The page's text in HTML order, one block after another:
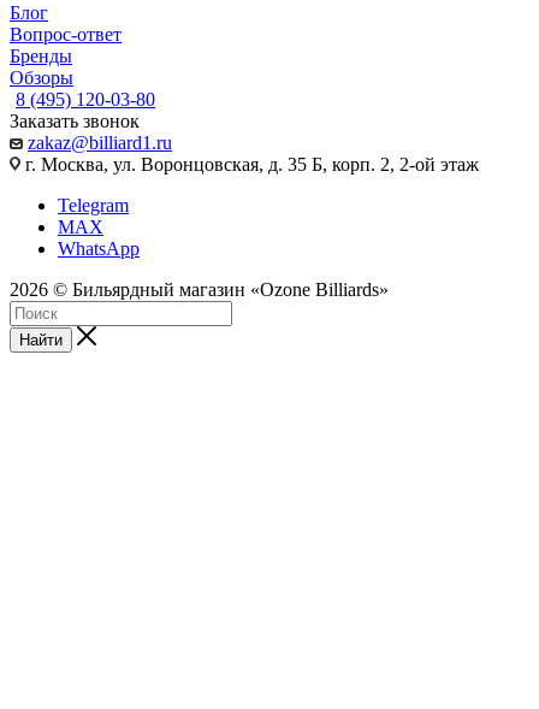
Блог
Вопрос-ответ
Бренды
Обзоры
8 (495) 120-03-80
Заказать звонок
zakaz@billiard1.ru
г. Москва, ул. Воронцовская, д. 35 Б, корп. 2, 2-ой этаж
Telegram
MAX
WhatsApp
2026 © Бильярдный магазин «Ozone Billiards»
Найти